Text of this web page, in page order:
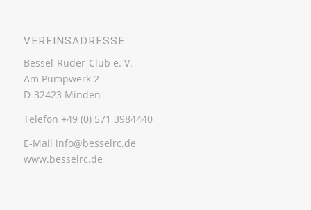
VEREINSADRESSE
Bessel-Ruder-Club e. V.
Am Pumpwerk 2
D-32423 Minden
Telefon +49 (0) 571 3984440
E-Mail info@besselrc.de
www.besselrc.de